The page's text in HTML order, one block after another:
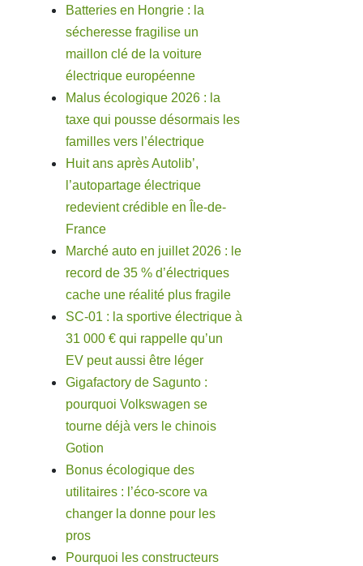
Batteries en Hongrie : la
sécheresse fragilise un
maillon clé de la voiture
électrique européenne
Malus écologique 2026 : la
taxe qui pousse désormais les
familles vers l’électrique
Huit ans après Autolib’,
l’autopartage électrique
redevient crédible en Île-de-
France
Marché auto en juillet 2026 : le
record de 35 % d’électriques
cache une réalité plus fragile
SC-01 : la sportive électrique à
31 000 € qui rappelle qu’un
EV peut aussi être léger
Gigafactory de Sagunto :
pourquoi Volkswagen se
tourne déjà vers le chinois
Gotion
Bonus écologique des
utilitaires : l’éco-score va
changer la donne pour les
pros
Pourquoi les constructeurs